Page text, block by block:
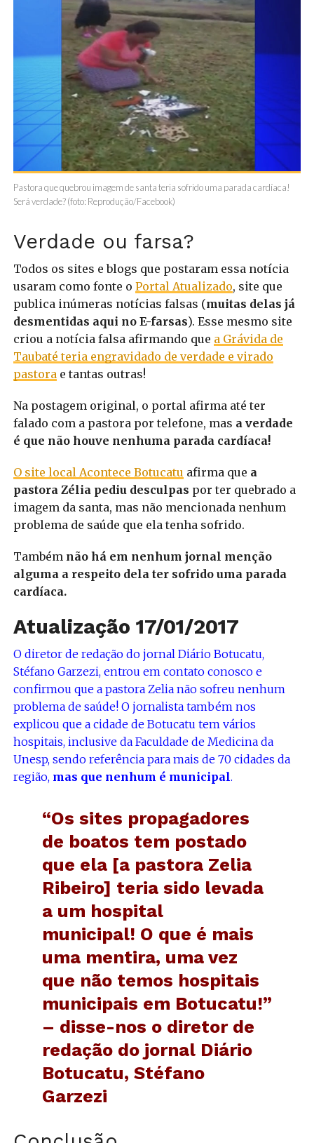
Pastora que quebrou imagem de santa teria sofrido uma parada cardíaca!
Será verdade? (foto: Reprodução/Facebook)
Verdade ou farsa?
Todos os sites e blogs que postaram essa notícia
usaram como fonte o Portal Atualizado, site que
publica inúmeras notícias falsas (muitas delas já
desmentidas aqui no E-farsas). Esse mesmo site
criou a notícia falsa afirmando que a Grávida de
Taubaté teria engravidado de verdade e virado
pastora e tantas outras!
Na postagem original, o portal afirma até ter
falado com a pastora por telefone, mas a verdade
é que não houve nenhuma parada cardíaca!
O site local Acontece Botucatu afirma que a
pastora Zélia pediu desculpas por ter quebrado a
imagem da santa, mas não mencionada nenhum
problema de saúde que ela tenha sofrido.
Também não há em nenhum jornal menção
alguma a respeito dela ter sofrido uma parada
cardíaca.
Atualização 17/01/2017
O diretor de redação do jornal Diário Botucatu,
Stéfano Garzezi, entrou em contato conosco e
confirmou que a pastora Zelia não sofreu nenhum
problema de saúde! O jornalista também nos
explicou que a cidade de Botucatu tem vários
hospitais, inclusive da Faculdade de Medicina da
Unesp, sendo referência para mais de 70 cidades da
região, mas que nenhum é municipal.
“Os sites propagadores
de boatos tem postado
que ela [a pastora Zelia
Ribeiro] teria sido levada
a um hospital
municipal! O que é mais
uma mentira, uma vez
que não temos hospitais
municipais em Botucatu!”
– disse-nos o diretor de
redação do jornal Diário
Botucatu, Stéfano
Garzezi